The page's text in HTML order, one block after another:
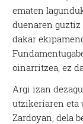
ematen
duenaren
dakar
oinarritzea, ez
Argi izan
utzikeriaren eta
Zardoyan, dela